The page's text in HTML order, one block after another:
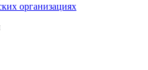
организациях